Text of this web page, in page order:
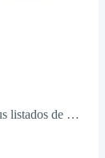
listados de …